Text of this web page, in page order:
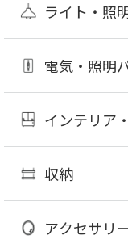
ライト・照
電気・照明
インテリア
収納
アクセサリ